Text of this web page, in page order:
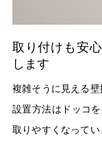
取り付けも安
します
複雑そうに見える壁
設置方法はドッコ
取りやすくなって